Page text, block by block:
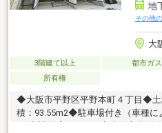
地
その他
大
3階建て以上 都市ガス
所有権
◆大阪市平野区平野本町４丁目◆
積：93.55m2◆駐車場付き（車種に